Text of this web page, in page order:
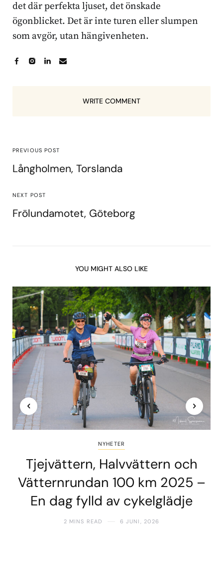
det där perfekta ljuset, det önskade
ögonblicket. Det är inte turen eller slumpen
som avgör, utan hängivenheten.
WRITE COMMENT
PREVIOUS POST
Långholmen, Torslanda
NEXT POST
Frölundamotet, Göteborg
YOU MIGHT ALSO LIKE
NYHETER
Tjejvättern, Halvvättern och
Vätternrundan 100 km 2025 –
En dag fylld av cykelglädje
2 MINS READ 6 JUNI, 2026